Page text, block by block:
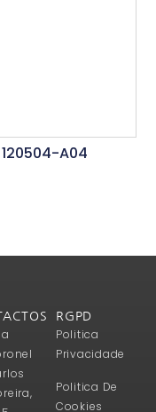
A04
RGPD
Politica
Privacidade
Politica De
Cookies